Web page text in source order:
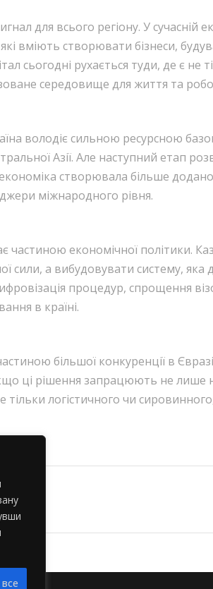
для всього регіону. У
вміють створювати бізнеси,
сьогодні рухається туди, де є не
середовище для життя та
володіє сильною ресурсною
Азії. Але наступний етап
створювала більше
міжнародного рівня.
частиною економічної політики.
сили, а вибудовувати систему,
процедур, спрощення
в країні.
більшої конкуренції в
ці рішення запрацюють не лише
логістичного чи